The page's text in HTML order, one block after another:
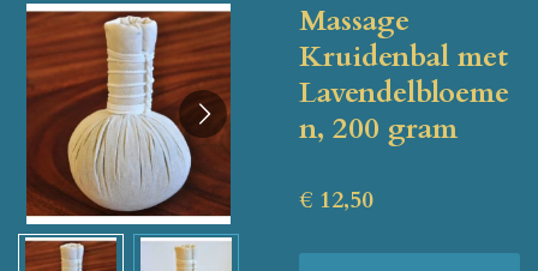
Massage
Kruidenbal met
Lavendelbloeme
n, 200 gram
€ 12,50